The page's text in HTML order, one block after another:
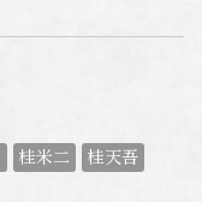
桂米二 桂天吾